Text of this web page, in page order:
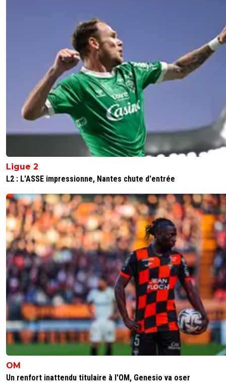
Ligue 2
L2 : L'ASSE impressionne, Nantes chute d'entrée
OM
Un renfort inattendu titulaire à l'OM, Genesio va oser